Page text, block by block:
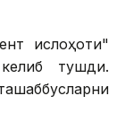
ислоҳоти"
тушди.